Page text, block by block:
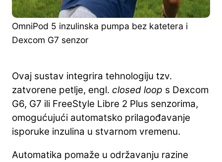
OmniPod 5 inzulinska pumpa bez katetera i
Dexcom G7 senzor
Ovaj sustav integrira tehnologiju tzv.
zatvorene petlje, engl. closed loop s Dexcom
G6, G7 ili FreeStyle Libre 2 Plus senzorima,
omogućujući automatsko prilagođavanje
isporuke inzulina u stvarnom vremenu.
Automatika pomaže u održavanju razine